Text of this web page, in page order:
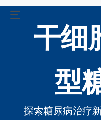
干细
型
探索糖尿病治疗